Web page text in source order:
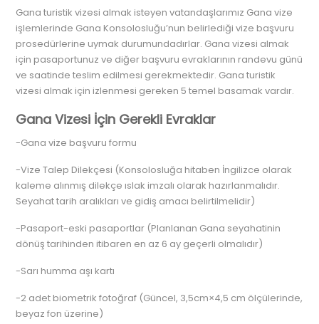
Gana turistik vizesi almak isteyen vatandaşlarımız Gana vize
işlemlerinde Gana Konsolosluğu’nun belirlediği vize başvuru
prosedürlerine uymak durumundadırlar. Gana vizesi almak
için pasaportunuz ve diğer başvuru evraklarının randevu günü
ve saatinde teslim edilmesi gerekmektedir. Gana turistik
vizesi almak için izlenmesi gereken 5 temel basamak vardır.
Gana Vizesi İçin Gerekli Evraklar
-Gana vize başvuru formu
-Vize Talep Dilekçesi (Konsolosluğa hitaben İngilizce olarak
kaleme alınmış dilekçe ıslak imzalı olarak hazırlanmalıdır.
Seyahat tarih aralıkları ve gidiş amacı belirtilmelidir)
-Pasaport-eski pasaportlar (Planlanan Gana seyahatinin
dönüş tarihinden itibaren en az 6 ay geçerli olmalıdır)
-Sarı humma aşı kartı
-2 adet biometrik fotoğraf (Güncel, 3,5cm×4,5 cm ölçülerinde,
beyaz fon üzerine)